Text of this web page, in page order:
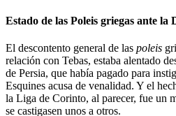
Estado de las Poleis griegas ante la
El descontento general de las poleis
relación con Tebas, estaba alentado
de Persia, que había pagado para
Esquines acusa de venalidad. Y el
la Liga de Corinto, al parecer, fue un
se castigasen unos a otros.